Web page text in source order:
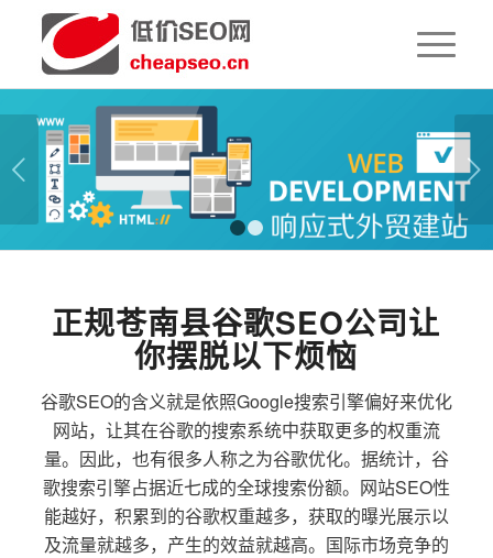
下一页
1 2
正规苍南县谷歌SEO公司让
你摆脱以下烦恼
谷歌SEO的含义就是依照Google搜索引擎偏好来优化
网站，让其在谷歌的搜索系统中获取更多的权重流
量。因此，也有很多人称之为谷歌优化。据统计，谷
歌搜索引擎占据近七成的全球搜索份额。网站SEO性
能越好，积累到的谷歌权重越多，获取的曝光展示以
及流量就越多，产生的效益就越高。国际市场竞争的